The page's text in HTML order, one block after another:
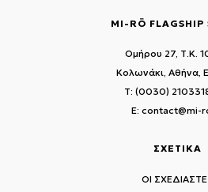
MI-RŌ FLAGSHIP
Ομήρου 27, Τ.Κ.
Κολωνάκι, Αθήνα,
T: (0030)
E: contact@mi-
ΣΧΕΤΙΚΑ
ΟΙ